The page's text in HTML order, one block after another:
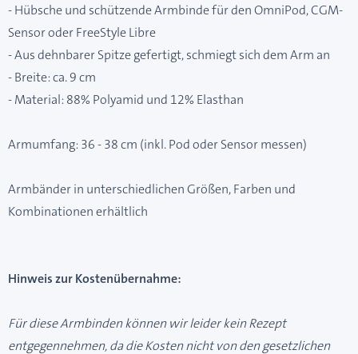
- Hübsche und schützende Armbinde für den OmniPod, CGM-
Sensor oder FreeStyle Libre
- Aus dehnbarer Spitze gefertigt, schmiegt sich dem Arm an
- Breite: ca. 9 cm
- Material: 88% Polyamid und 12% Elasthan
Armumfang: 36 - 38 cm (inkl. Pod oder Sensor messen)
Armbänder in unterschiedlichen Größen, Farben und
Kombinationen erhältlich
Hinweis zur Kostenübernahme:
Für diese Armbinden können wir leider kein Rezept
entgegennehmen, da die Kosten nicht von den gesetzlichen